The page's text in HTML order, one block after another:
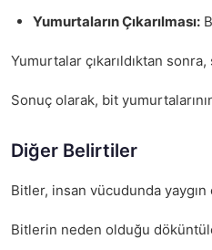
Yumurtaların Çıkarılması:
Yumurtalar çıkarıldıktan
Sonuç olarak, bit
Diğer Belirtiler
Bitler, insan vücudunda
Bitlerin neden olduğu